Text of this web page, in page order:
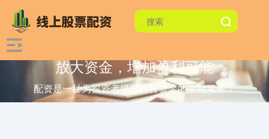
放大资金，增加盈利可能
配资是一种为投资者提供杠杆资金的金融服务！